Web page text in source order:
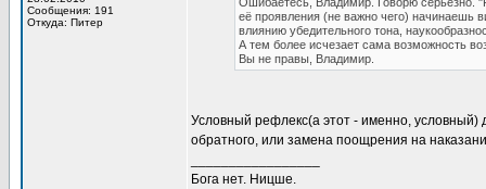
Сообщения: 191
Откуда: Питер
её проявления (не важно чего) начинаешь
влиянию убедительного тона,
А тем более исчезает сама возможность
Вы не правы, Владимир.
Условный рефлекс(а этот - именно, условный)
обратного, или замена поощрения на
Бога нет. Ницше.